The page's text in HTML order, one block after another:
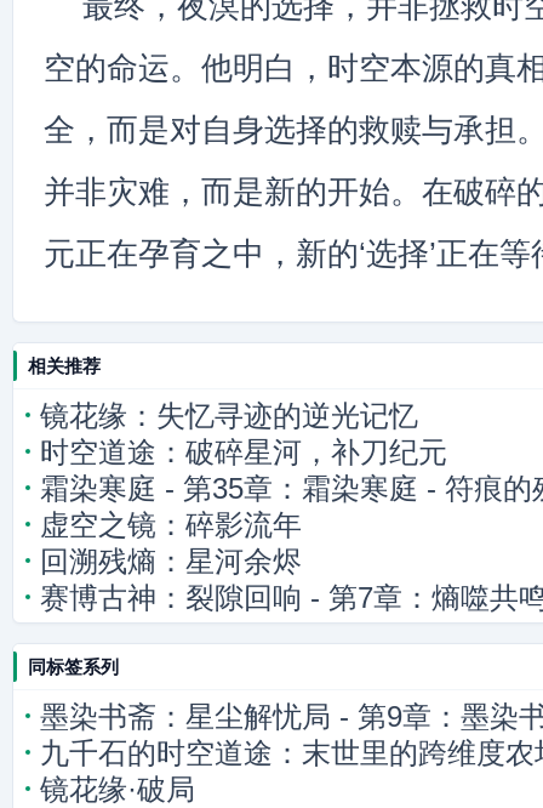
空的命运。他明白，时空本源的真
全，而是对自身选择的救赎与承担
并非灾难，而是新的开始。在破碎
元正在孕育之中，新的‘选择’正在
相关推荐
镜花缘：失忆寻迹的逆光记忆
时空道途：破碎星河，补刀纪元
霜染寒庭 - 第35章：霜染寒庭 - 符痕的
虚空之镜：碎影流年
回溯残熵：星河余烬
赛博古神：裂隙回响 - 第7章：熵噬共
同标签系列
墨染书斋：星尘解忧局 - 第9章：墨染
九千石的时空道途：末世里的跨维度
镜花缘·破局